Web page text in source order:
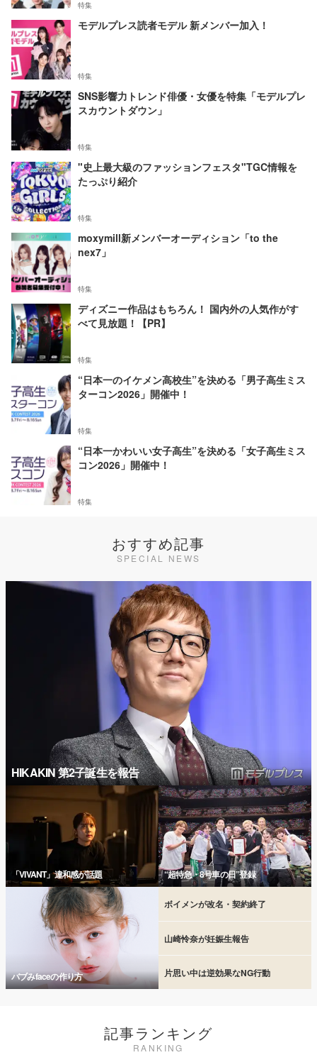
特集
モデルプレス読者モデル 新メンバー加入！
特集
SNS影響力トレンド俳優・女優を特集「モデルプレ
スカウントダウン」
特集
"史上最大級のファッションフェスタ"TGC情報を
たっぷり紹介
特集
moxymill新メンバーオーディション「to the
nex7」
特集
ディズニー作品はもちろん！ 国内外の人気作がす
べて見放題！【PR】
特集
“日本一のイケメン高校生”を決める「男子高生ミス
ターコン2026」開催中！
特集
“日本一かわいい女子高生”を決める「女子高生ミス
コン2026」開催中！
特集
おすすめ記事
SPECIAL NEWS
HIKAKIN 第2子誕生を報告
「VIVANT」違和感が話題 “超特急・8号車の日”登録
バブみfaceの作り方
ボイメンが改名・契約終了
山崎怜奈が妊娠生報告
片思い中は逆効果なNG行動
記事ランキング
RANKING